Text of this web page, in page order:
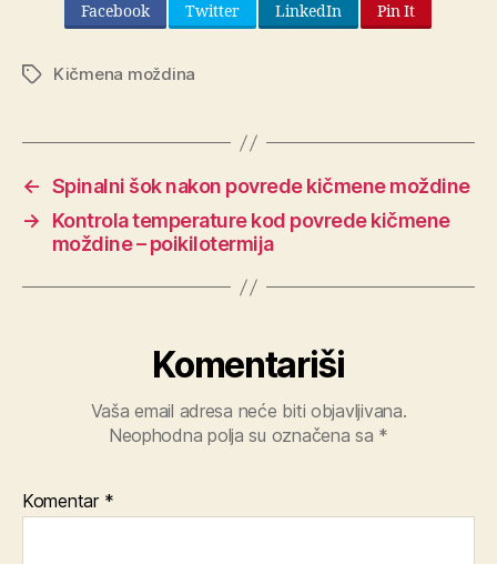
Facebook Twitter LinkedIn Pin It
OznakeKičmena moždina
← Spinalni šok nakon povrede kičmene moždine
→
Kontrola temperature kod povrede kičmene
moždine – poikilotermija
Komentariši
Vaša email adresa neće biti objavljivana.
Neophodna polja su označena sa *
Komentar *